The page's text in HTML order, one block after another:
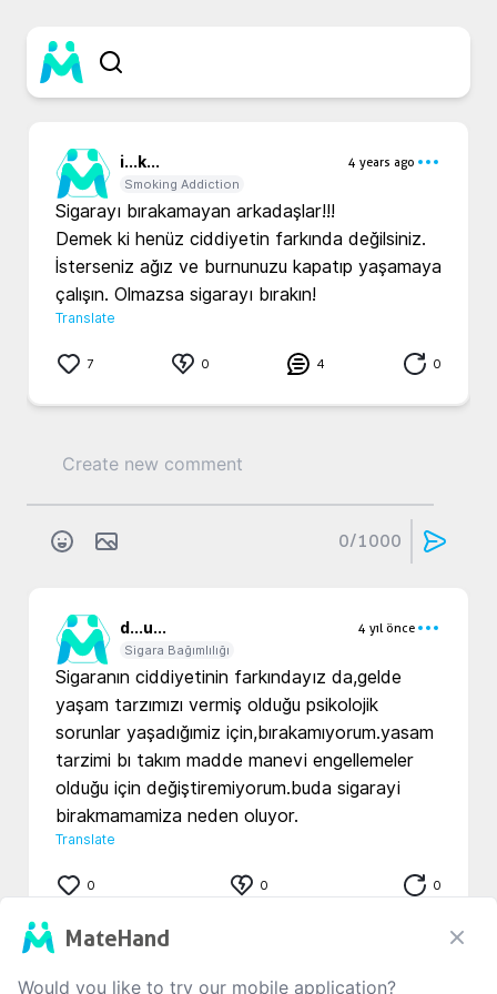
i...k...
4 years ago
Smoking Addiction
Sigarayı bırakamayan arkadaşlar!!!
Demek ki henüz ciddiyetin farkında değilsiniz.
İsterseniz ağız ve burnunuzu kapatıp yaşamaya
çalışın. Olmazsa sigarayı bırakın!
Translate
7 0 4 0
0/1000
d...u...
4 yıl önce
Sigara Bağımlılığı
Sigaranın ciddiyetinin farkındayız da,gelde
yaşam tarzımızı vermiş olduğu psikolojik
sorunlar yaşadığımiz için,bırakamıyorum.yasam
tarzimi bı takım madde manevi engellemeler
olduğu için değiştiremiyorum.buda sigarayi
birakmamamiza neden oluyor.
Translate
0 0 0
d... u... 4 yıl önce
MateHand
Would you like to try our mobile application?